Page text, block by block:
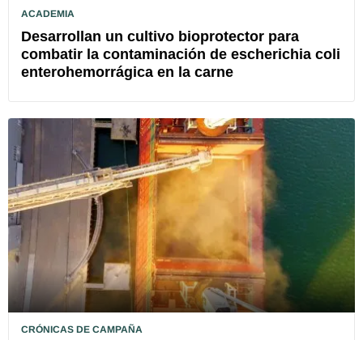
ACADEMIA
Desarrollan un cultivo bioprotector para
combatir la contaminación de escherichia coli
enterohemorrágica en la carne
CRÓNICAS DE CAMPAÑA